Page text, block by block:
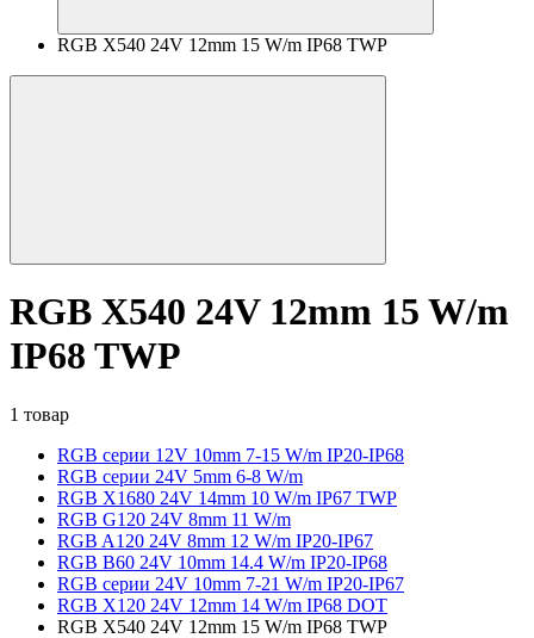
RGB X540 24V 12mm 15 W/m IP68 TWP
RGB X540 24V 12mm 15 W/m
IP68 TWP
1 товар
RGB серии 12V 10mm 7-15 W/m IP20-IP68
RGB серии 24V 5mm 6-8 W/m
RGB X1680 24V 14mm 10 W/m IP67 TWP
RGB G120 24V 8mm 11 W/m
RGB A120 24V 8mm 12 W/m IP20-IP67
RGB B60 24V 10mm 14.4 W/m IP20-IP68
RGB серии 24V 10mm 7-21 W/m IP20-IP67
RGB X120 24V 12mm 14 W/m IP68 DOT
RGB X540 24V 12mm 15 W/m IP68 TWP